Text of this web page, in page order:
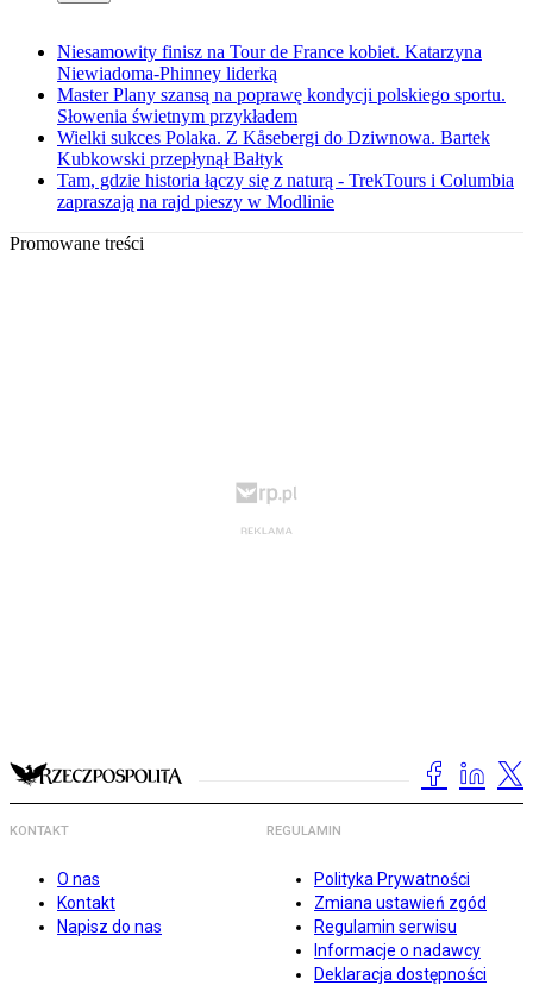
Niesamowity finisz na Tour de France kobiet. Katarzyna
Niewiadoma-Phinney liderką
Master Plany szansą na poprawę kondycji polskiego sportu.
Słowenia świetnym przykładem
Wielki sukces Polaka. Z Kåsebergi do Dziwnowa. Bartek
Kubkowski przepłynął Bałtyk
Tam, gdzie historia łączy się z naturą - TrekTours i Columbia
zapraszają na rajd pieszy w Modlinie
Promowane treści
KONTAKT
O nas
Kontakt
Napisz do nas
REGULAMIN
Polityka Prywatności
Zmiana ustawień zgód
Regulamin serwisu
Informacje o nadawcy
Deklaracja dostępności